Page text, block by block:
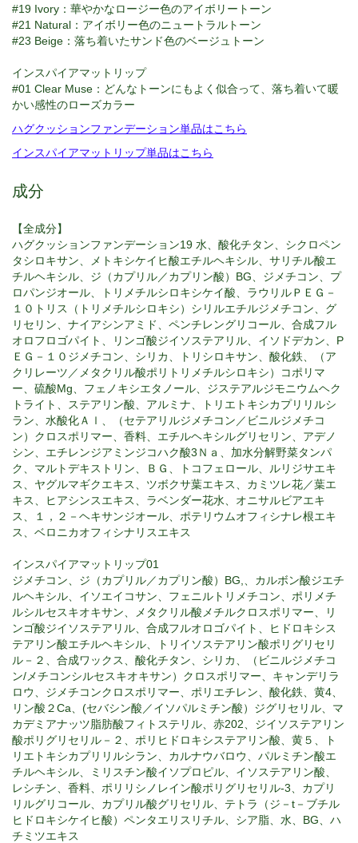
#19 Ivory：華やかなロージー色のアイボリートーン
#21 Natural：アイボリー色のニュートラルトーン
#23 Beige：落ち着いたサンド色のベージュトーン
インスパイアマットリップ
#01 Clear Muse： どんなトーンにもよく似合って、落ち着いて暖
かい感性のローズカラー
ハグクッションファンデーション単品はこちら
インスパイアマットリップ単品はこちら
成分
【全成分】
ハグクッションファンデーション19 水、酸化チタン、シクロペン
タシロキサン、メトキシケイヒ酸エチルヘキシル、サリチル酸エ
チルヘキシル、ジ（カプリル／カプリン酸）BG、ジメチコン、プ
ロパンジオール、トリメチルシロキシケイ酸、ラウリルＰＥＧ－
１０トリス（トリメチルシロキシ）シリルエチルジメチコン、グ
リセリン、ナイアシンアミド、ペンチレングリコール、合成フル
オロフロゴパイト、リンゴ酸ジイソステアリル、イソドデカン、P
ＥＧ－１０ジメチコン、シリカ、トリシロキサン、酸化鉄、（ア
クリレーツ／メタクリル酸ポリトリメチルシロキシ）コポリマ
ー、硫酸Mg、フェノキシエタノール、ジステアルジモニウムヘク
トライト、ステアリン酸、アルミナ、トリエトキシカプリリルシ
ラン、水酸化Ａｌ、（セテアリルジメチコン／ビニルジメチコ
ン）クロスポリマー、香料、エチルヘキシルグリセリン、アデノ
シン、エチレンジアミンジコハク酸3Ｎａ、加水分解野菜タンパ
ク、マルトデキストリン、ＢＧ、トコフェロール、ルリジサエキ
ス、ヤグルマギクエキス、ツボクサ葉エキス、カミツレ花／葉エ
キス、ヒアシンスエキス、ラベンダー花水、オニサルビアエキ
ス、１，２－ヘキサンジオール、ポテリウムオフィシナレ根エキ
ス、ベロニカオフィシナリスエキス
インスパイアマットリップ01
ジメチコン、ジ（カプリル／カプリン酸）BG,、カルボン酸ジエチ
ルヘキシル、イソエイコサン、フェニルトリメチコン、ポリメチ
ルシルセスキオキサン、メタクリル酸メチルクロスポリマー、リ
ンゴ酸ジイソステアリル、合成フルオロゴパイト、ヒドロキシス
テアリン酸エチルヘキシル、トリイソステアリン酸ポリグリセリ
ル－２、合成ワックス、酸化チタン、シリカ、（ビニルジメチコ
ン/メチコンシルセスキオキサン）クロスポリマー、キャンデリラ
ロウ、ジメチコンクロスポリマー、ポリエチレン、酸化鉄、黄4、
リン酸２Ca、(セバシン酸／イソパルミチン酸）ジグリセリル、マ
カデミアナッツ脂肪酸フィトステリル、赤202、ジイソステアリン
酸ポリグリセリル－２、ポリヒドロキシステアリン酸、黄５、ト
リエトキシカプリリルシラン、カルナウバロウ、パルミチン酸エ
チルヘキシル、ミリスチン酸イソプロピル、イソステアリン酸、
レシチン、香料、ポリリシノレイン酸ポリグリセリル-3、カプリ
リルグリコール、カプリル酸グリセリル、テトラ（ジ－t－ブチル
ヒドロキシケイヒ酸）ペンタエリスリチル、シア脂、水、BG、ハ
チミツエキス